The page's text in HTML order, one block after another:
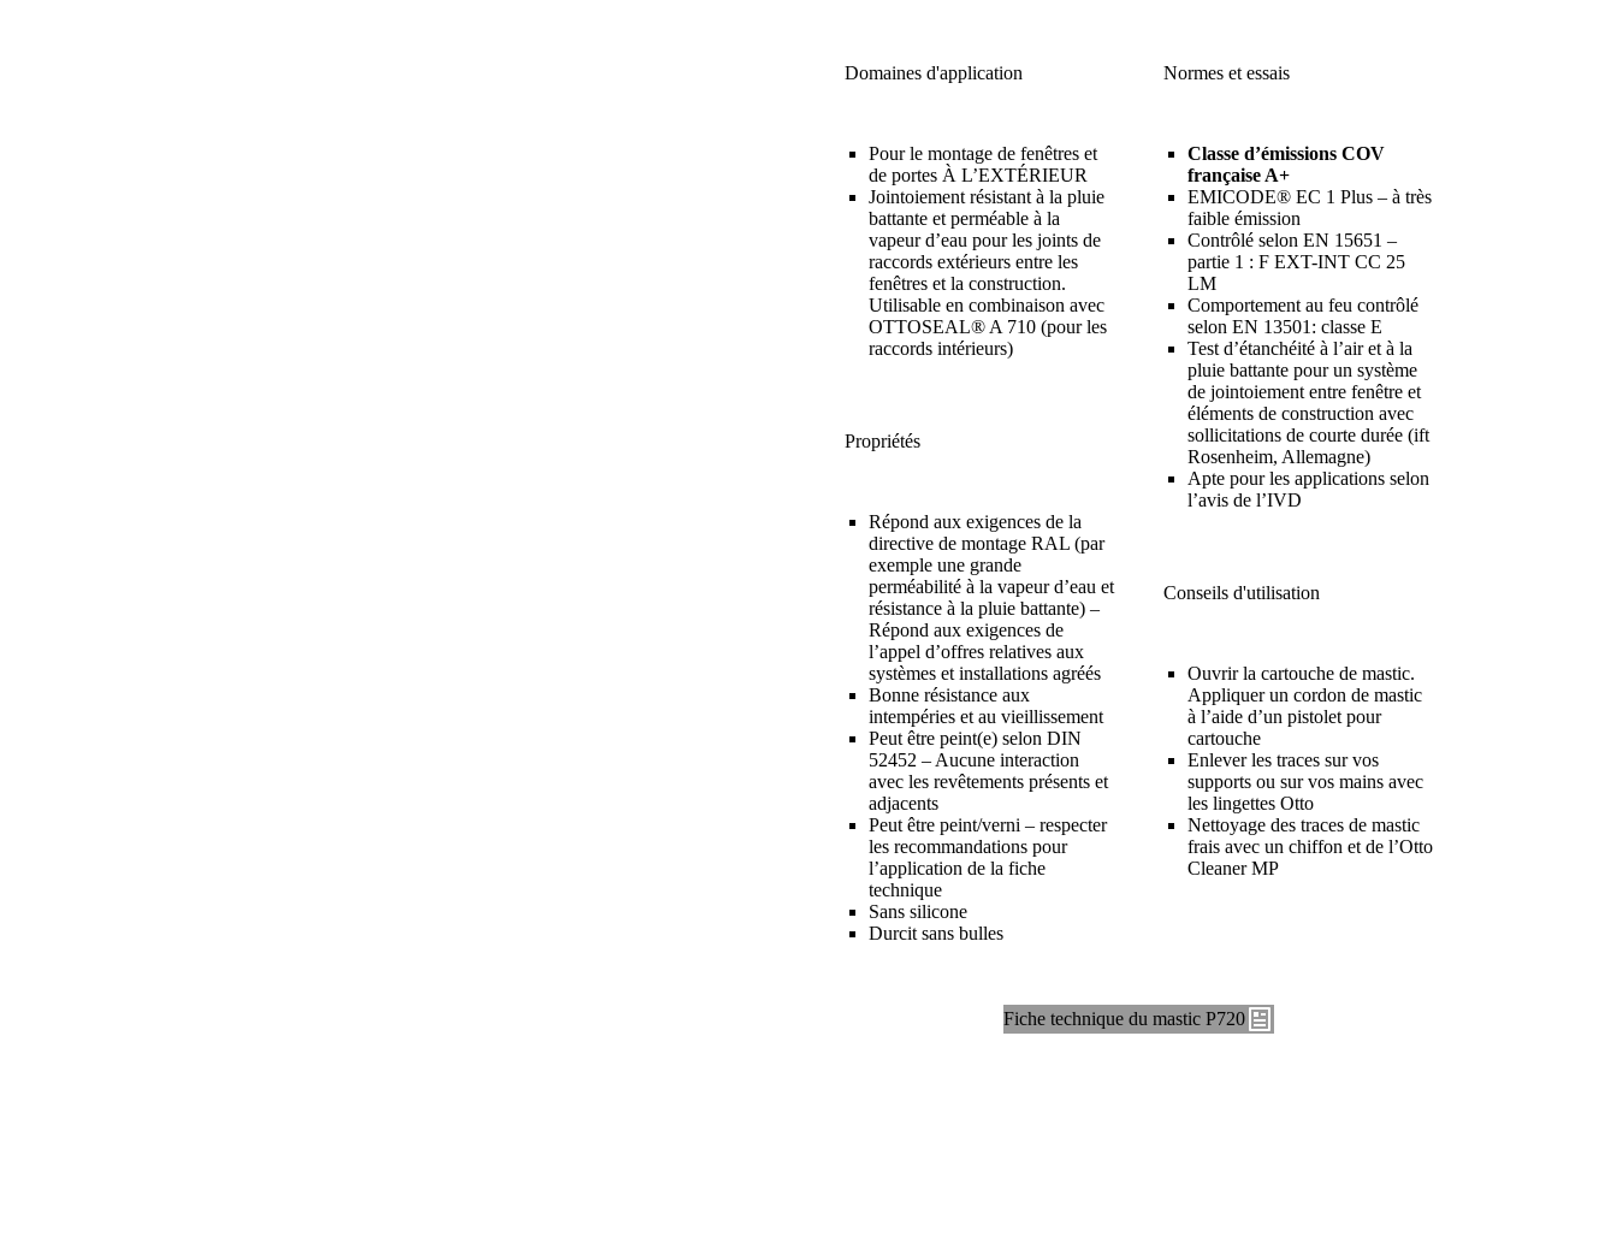
Domaines d'application
Pour le montage de fenêtres et
de portes À L’EXTÉRIEUR
Jointoiement résistant à la pluie
battante et perméable à la
vapeur d’eau pour les joints de
raccords extérieurs entre les
fenêtres et la construction.
Utilisable en combinaison avec
OTTOSEAL® A 710 (pour les
raccords intérieurs)
Propriétés
Répond aux exigences de la
directive de montage RAL (par
exemple une grande
perméabilité à la vapeur d’eau et
résistance à la pluie battante) –
Répond aux exigences de
l’appel d’offres relatives aux
systèmes et installations agréés
Bonne résistance aux
intempéries et au vieillissement
Peut être peint(e) selon DIN
52452 – Aucune interaction
avec les revêtements présents et
adjacents
Peut être peint/verni – respecter
les recommandations pour
l’application de la fiche
technique
Sans silicone
Durcit sans bulles
Normes et essais
Classe d’émissions COV
française A+
EMICODE® EC 1 Plus – à très
faible émission
Contrôlé selon EN 15651 –
partie 1 : F EXT-INT CC 25
LM
Comportement au feu contrôlé
selon EN 13501: classe E
Test d’étanchéité à l’air et à la
pluie battante pour un système
de jointoiement entre fenêtre et
éléments de construction avec
sollicitations de courte durée (ift
Rosenheim, Allemagne)
Apte pour les applications selon
l’avis de l’IVD
Conseils d'utilisation
Ouvrir la cartouche de mastic.
Appliquer un cordon de mastic
à l’aide d’un pistolet pour
cartouche
Enlever les traces sur vos
supports ou sur vos mains avec
les lingettes Otto
Nettoyage des traces de mastic
frais avec un chiffon et de l’Otto
Cleaner MP
Fiche technique du mastic P720